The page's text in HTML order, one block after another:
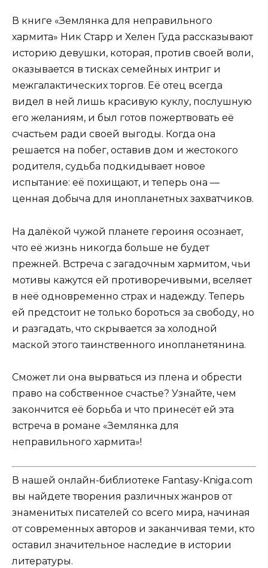
В книге «Землянка для неправильного
хармита» Ник Старр и Хелен Гуда рассказывают
историю девушки, которая, против своей воли,
оказывается в тисках семейных интриг и
межгалактических торгов. Её отец всегда
видел в ней лишь красивую куклу, послушную
его желаниям, и был готов пожертвовать её
счастьем ради своей выгоды. Когда она
решается на побег, оставив дом и жестокого
родителя, судьба подкидывает новое
испытание: её похищают, и теперь она —
ценная добыча для инопланетных захватчиков.
На далёкой чужой планете героиня осознает,
что её жизнь никогда больше не будет
прежней. Встреча с загадочным хармитом, чьи
мотивы кажутся ей противоречивыми, вселяет
в неё одновременно страх и надежду. Теперь
ей предстоит не только бороться за свободу, но
и разгадать, что скрывается за холодной
маской этого таинственного инопланетянина.
Сможет ли она вырваться из плена и обрести
право на собственное счастье? Узнайте, чем
закончится её борьба и что принесёт ей эта
встреча в романе «Землянка для
неправильного хармита»!
В нашей онлайн-библиотеке Fantasy-Kniga.com
вы найдете творения различных жанров от
знаменитых писателей со всего мира, начиная
от современных авторов и заканчивая теми, кто
оставил значительное наследие в истории
литературы.